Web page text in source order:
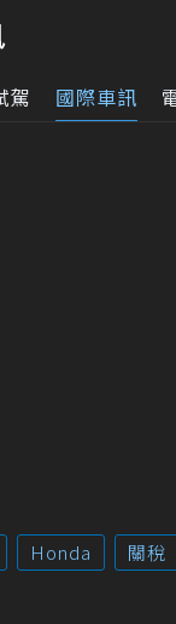
駕 國際車訊
Honda 關稅